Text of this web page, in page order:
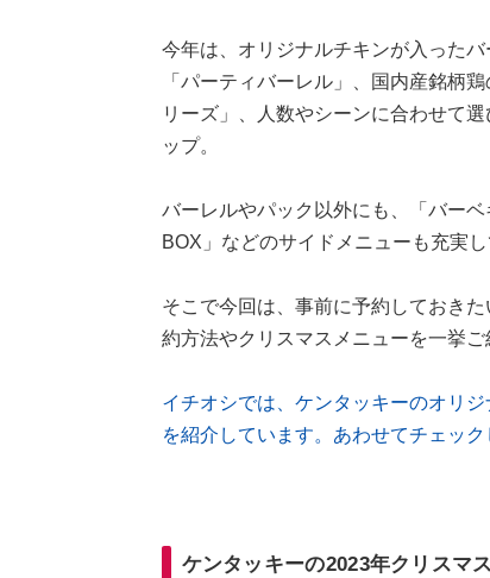
今年は、オリジナルチキンが入った
「パーティバーレル」、国内産銘柄
リーズ」、人数やシーンに合わせて
ップ。
バーレルやパック以外にも、「バー
BOX」などのサイドメニューも充実
そこで今回は、事前に予約しておき
約方法やクリスマスメニューを一挙ご
イチオシでは、ケンタッキーのオリ
を紹介しています。あわせてチェック
ケンタッキーの2023年クリスマ